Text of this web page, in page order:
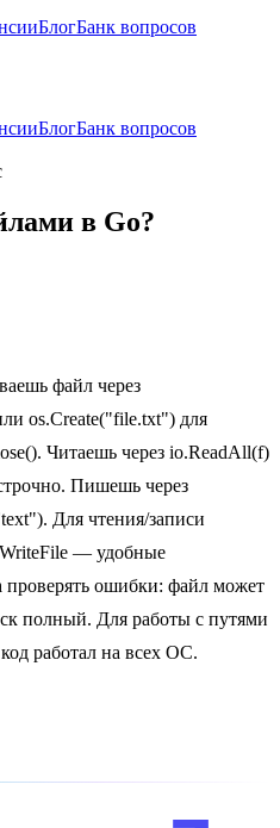
БлогБанк вопросов
БлогБанк вопросов
в Go?
файл через
os.Create("file.txt") для
Читаешь через io.ReadAll(f)
Пишешь через
Для чтения/записи
— удобные
проверять ошибки: файл может
полный. Для работы с путями
работал на всех ОС.